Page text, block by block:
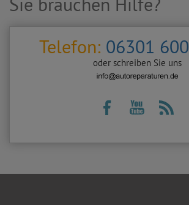
Telefon: 06301
oder schreiben Sie uns